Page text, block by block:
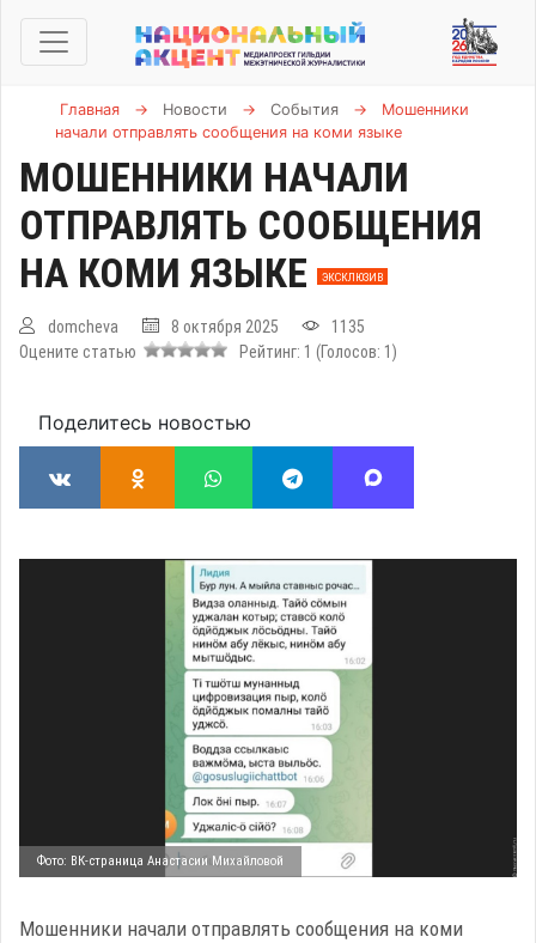
Главная → Новости → События →
Мошенники
начали отправлять сообщения на коми языке
МОШЕННИКИ НАЧАЛИ
ОТПРАВЛЯТЬ СООБЩЕНИЯ
НА КОМИ ЯЗЫКЕ
ЭКСКЛЮЗИВ
domcheva 8 октября 2025
1135
Оцените статью
Рейтинг: 1 (Голосов: 1 )
Поделитесь новостью
Фото: ВК-страница Анастасии Михайловой
Мошенники начали отправлять сообщения на коми